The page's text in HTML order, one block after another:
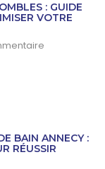
: GUIDE
VOTRE
BAIN ANNECY :
RÉUSSIR